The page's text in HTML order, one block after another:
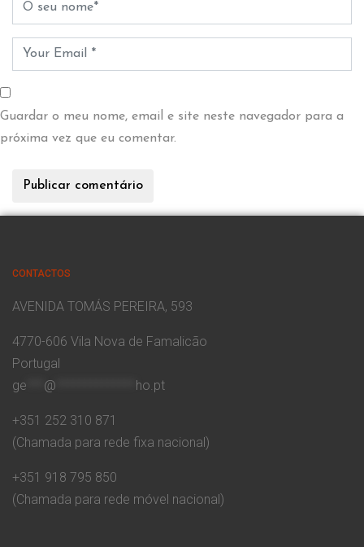
Guardar o meu nome, email e site neste navegador para a
próxima vez que eu comentar.
CONTACTOS
AVENIDA TOMÁS PEREIRA, 593
4770-606 Vila Nova de Famalicão
Portugal
ge
@ ho.pt
+351 252 310 871
(Chamada para rede fixa nacional)
+351 918 795 850
(Chamada para rede móvel nacional)